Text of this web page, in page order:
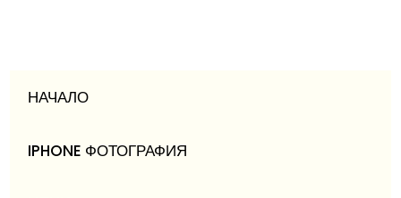
НАЧАЛО
IPHONE ФОТОГРАФИЯ